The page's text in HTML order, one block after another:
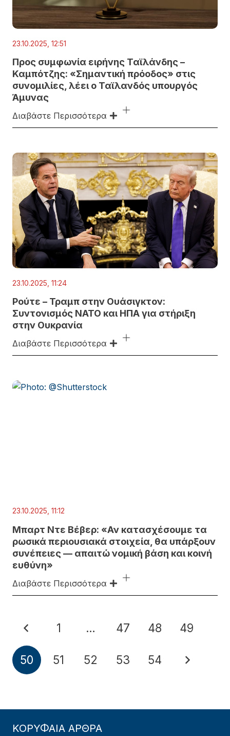
23.10.2025, 12:51
Προς συμφωνία ειρήνης Ταϊλάνδης –
Καμπότζης: «Σημαντική πρόοδος» στις
συνομιλίες, λέει ο Ταϊλανδός υπουργός
Άμυνας
Διαβάστε Περισσότερα
23.10.2025, 11:24
Ρούτε – Τραμπ στην Ουάσιγκτον:
Συντονισμός ΝΑΤΟ και ΗΠΑ για στήριξη
στην Ουκρανία
Διαβάστε Περισσότερα
23.10.2025, 11:12
Μπαρτ Ντε Βέβερ: «Αν κατασχέσουμε τα
ρωσικά περιουσιακά στοιχεία, θα υπάρξουν
συνέπειες — απαιτώ νομική βάση και κοινή
ευθύνη»
Διαβάστε Περισσότερα
1 … 47 48 49
50 51 52 53 54
ΚΟΡΥΦΑΙΑ ΑΡΘΡΑ